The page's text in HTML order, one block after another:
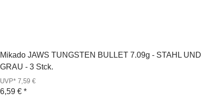
Mikado JAWS TUNGSTEN BULLET 7.09g - STAHL UND
GRAU - 3 Stck.
UVP* 7,59 €
6,59 € *